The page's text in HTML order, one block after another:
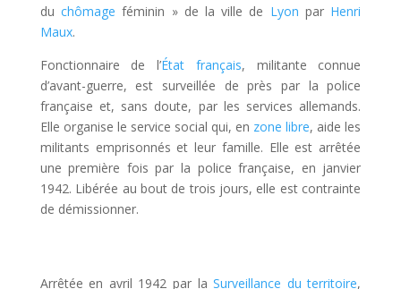
duchômage féminin » de la ville de Lyon par Henri
Maux.
Fonctionnaire de l’État français, militante connue
d’avant-guerre, est surveillée de près par la police
française et, sans doute, par les services allemands.
Elle organise le service social qui, en zone libre, aide les
militants emprisonnés et leur famille. Elle est arrêtée
une première fois par la police française, en janvier
1942. Libérée au bout de trois jours, elle est contrainte
de démissionner.
Arrêtée en avril 1942 par laSurveillance du territoire,